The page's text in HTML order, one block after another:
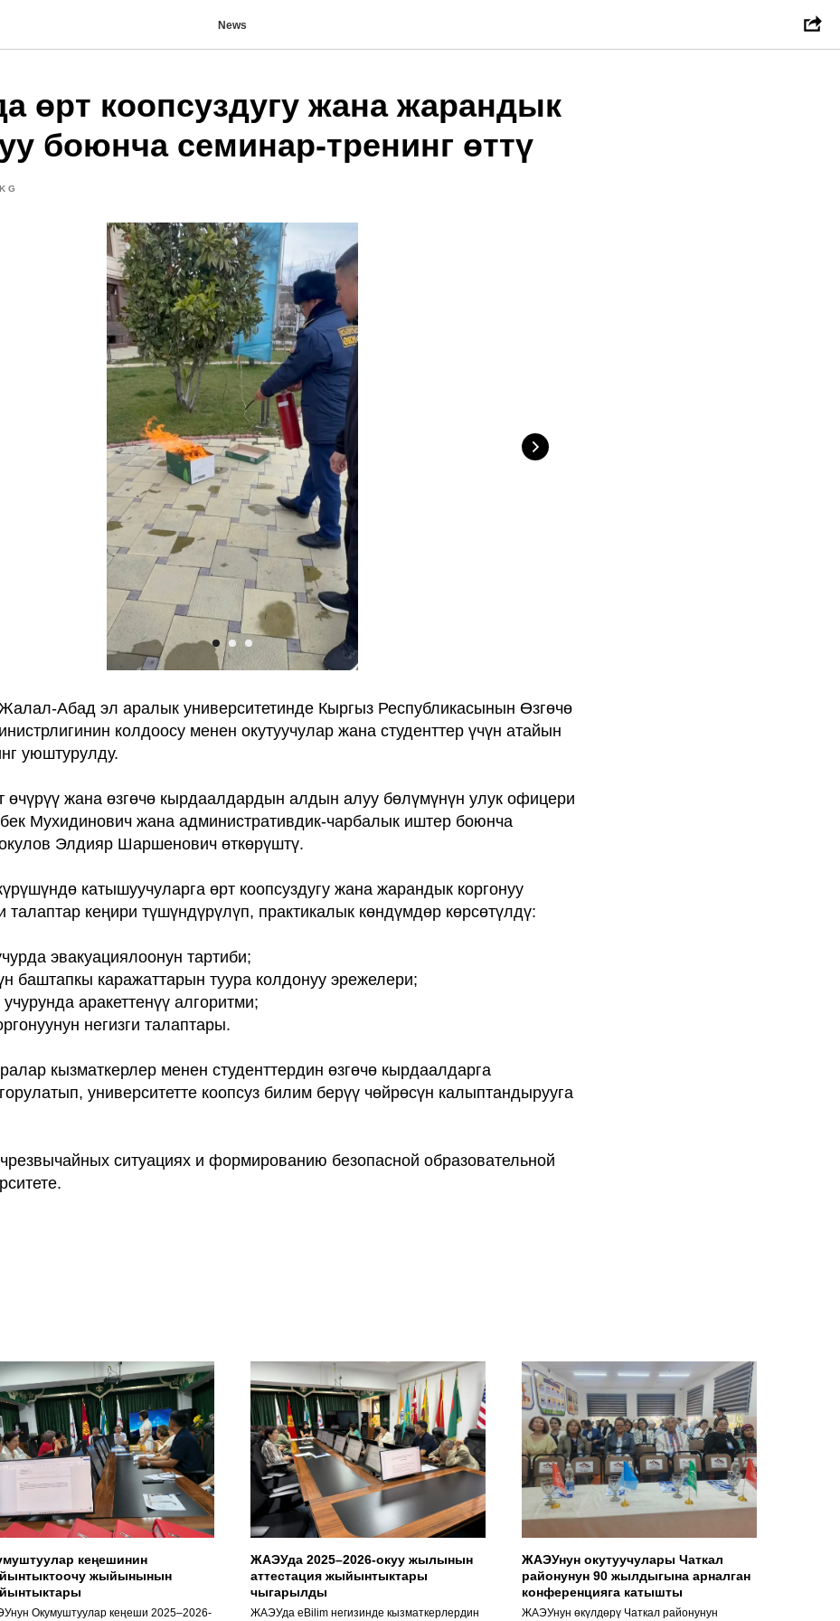
News
өрт коопсуздугу жана жарандык
боюнча семинар-тренинг өттү
KG
Абад эл аралык университетинде Кыргыз Республикасынын Өзгөчө
колдоосу менен окутуучулар жана студенттер үчүн атайын
уюштурулду.
жана өзгөчө кырдаалдардын алдын алуу бөлүмүнүн улук офицери
Мухидинович жана административдик-чарбалык иштер боюнча
Элдияр Шаршенович өткөрүштү.
катышуучуларга өрт коопсуздугу жана жарандык коргонуу
талаптар кеңири түшүндүрүлүп, практикалык көндүмдөр көрсөтүлдү:
эвакуациялоонун тартиби;
баштапкы каражаттарын туура колдонуу эрежелери;
аракеттенүү алгоритми;
негизги талаптары.
кызматкерлер менен студенттердин өзгөчө кырдаалдарга
университетте коопсуз билим берүү чөйрөсүн калыптандырууга
ситуациях и формированию безопасной образовательной
кеңешинин
жыйынынын
Окумуштуулар кеңеши 2025–2026-
ЖАЭУда 2025–2026-окуу жылынын
аттестация жыйынтыктары
чыгарылды
ЖАЭУда eBilim негизинде кызматкерлердин
ЖАЭУнун окутуучулары Чаткал
районунун 90 жылдыгына арналган
конференцияга катышты
ЖАЭУнун өкүлдөрү Чаткал районунун